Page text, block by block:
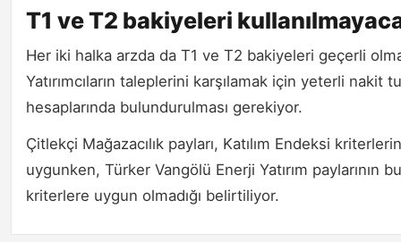
T1 ve T2 bakiyeleri
Her iki halka arzda da T1 ve T2 bakiyeleri geçerli
Yatırımcıların taleplerini karşılamak için yeterli nakit
hesaplarında bulundurulması gerekiyor.
Çitlekçi Mağazacılık payları, Katılım Endeksi
uygunken, Türker Vangölü Enerji Yatırım paylarının bu
kriterlere uygun olmadığı belirtiliyor.